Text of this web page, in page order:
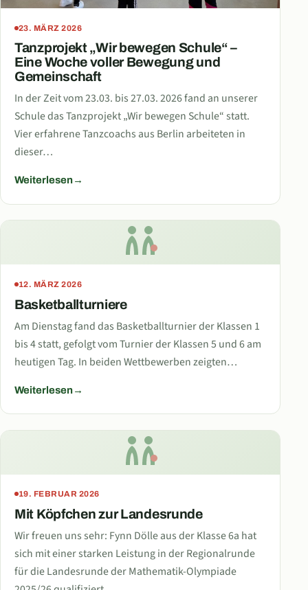
23. MÄRZ 2026
Tanzprojekt „Wir bewegen Schule“ –
Eine Woche voller Bewegung und
Gemeinschaft
In der Zeit vom 23.03. bis 27.03. 2026 fand an unserer
Schule das Tanzprojekt „Wir bewegen Schule“ statt.
Vier erfahrene Tanzcoachs aus Berlin arbeiteten in
dieser…
Weiterlesen
12. MÄRZ 2026
Basketballturniere
Am Dienstag fand das Basketballturnier der Klassen 1
bis 4 statt, gefolgt vom Turnier der Klassen 5 und 6 am
heutigen Tag. In beiden Wettbewerben zeigten…
Weiterlesen
19. FEBRUAR 2026
Mit Köpfchen zur Landesrunde
Wir freuen uns sehr: Fynn Dölle aus der Klasse 6a hat
sich mit einer starken Leistung in der Regionalrunde
für die Landesrunde der Mathematik-Olympiade